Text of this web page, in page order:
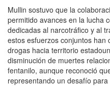
Mullin sostuvo que la
permitido avances en la lucha
dedicadas al narcotráfico y al
estos esfuerzos conjuntos
drogas hacia territorio
disminución de muertes
fentanilo, aunque reconoció
representando un desafío